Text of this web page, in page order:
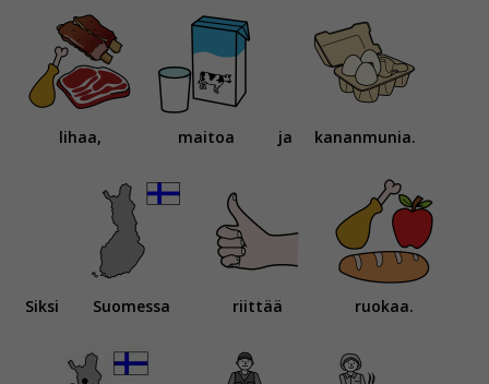
lihaa, maitoa ja kananmunia.
Siksi Suomessa riittää ruokaa.